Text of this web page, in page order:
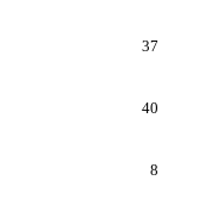
37
40
8